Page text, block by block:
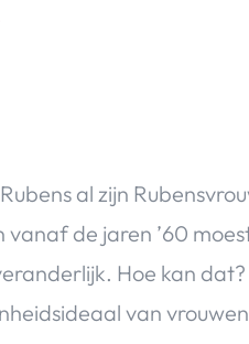
al zijn
vanaf de jaren ’60
Hoe kan
van